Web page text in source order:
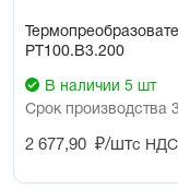
РТ100.В3.200
В наличии 5 шт
Срок производства
2 677,90 ₽/штс НДС